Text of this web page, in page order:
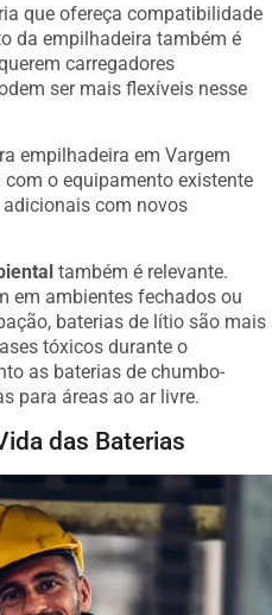
que ofereça compatibilidade
da empilhadeira também é
carregadores
ser mais flexíveis nesse
empilhadeira em Vargem
com o equipamento existente
com novos
também é relevante.
em ambientes fechados ou
baterias de lítio são mais
tóxicos durante o
as baterias de chumbo-
para áreas ao ar livre.
das Baterias